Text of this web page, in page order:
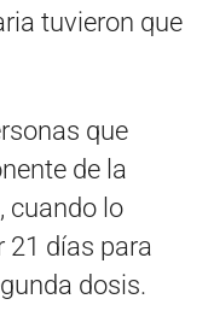
tuvieron que
que
de la
cuando lo
21 días para
dosis.